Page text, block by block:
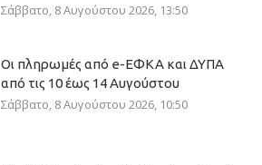
Σάββατο, 8 Αυγούστου 2026, 13:50
Οι πληρωμές από e-ΕΦΚΑ και ΔΥΠΑ
από τις 10 έως 14 Αυγούστου
Σάββατο, 8 Αυγούστου 2026, 10:50